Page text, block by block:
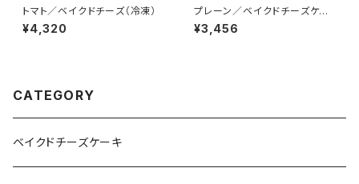
トマト／ベイクドチーズ（冷凍）
¥4,320
プレーン／ベイクドチーズケー
キ（冷凍）
¥3,456
CATEGORY
ベイクドチーズケーキ